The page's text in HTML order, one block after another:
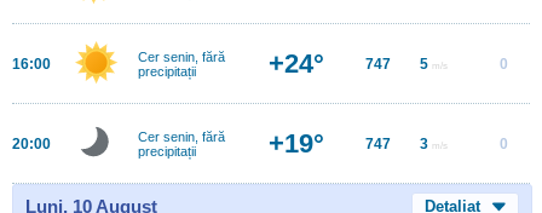
16:00
Cer senin, fără
precipitații
+24° 747 5 m/s 0
20:00
Cer senin, fără
precipitații
+19° 747 3 m/s 0
Luni, 10 August Detaliat